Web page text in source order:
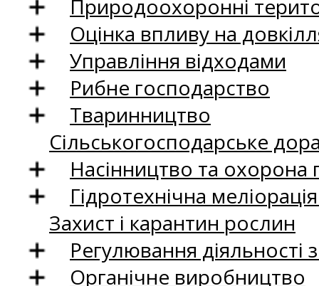
Природоохоронні
Оцінка впливу на
Управління відходами
Рибне господарство
Тваринництво
Сільськогосподарське
Насінництво та
Гідротехнічна
Захист і карантин рослин
Регулювання
Органічне виробництво